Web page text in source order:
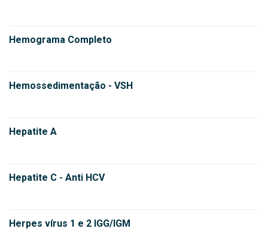
Hemograma Completo
Hemossedimentação - VSH
Hepatite A
Hepatite C - Anti HCV
Herpes vírus 1 e 2 IGG/IGM